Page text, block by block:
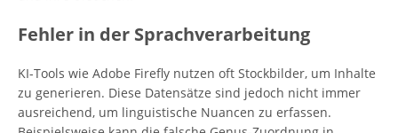
Fehler in der Sprachverarbeitung
KI-Tools wie Adobe Firefly nutzen oft Stockbilder, um Inhalte
zu generieren. Diese Datensätze sind jedoch nicht immer
ausreichend, um linguistische Nuancen zu erfassen.